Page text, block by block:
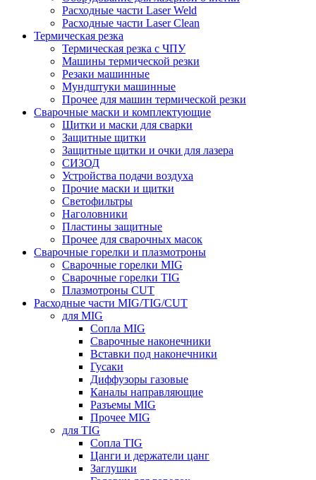
Расходные части Laser Weld
Расходные части Laser Clean
Термическая резка
Термическая резка с ЧПУ
Машины термической резки
Резаки машинные
Мундштуки машинные
Прочее для машин термической резки
Сварочные маски и комплектующие
Щитки и маски для сварки
Защитные щитки
Защитные щитки и очки для лазера
СИЗОД
Устройства подачи воздуха
Прочие маски и щитки
Светофильтры
Наголовники
Пластины защитные
Прочее для сварочных масок
Сварочные горелки и плазмотроны
Сварочные горелки MIG
Сварочные горелки TIG
Плазмотроны CUT
Расходные части MIG/TIG/CUT
для MIG
Сопла MIG
Сварочные наконечники
Вставки под наконечники
Гусаки
Диффузоры газовые
Каналы направляющие
Разъемы MIG
Прочее MIG
для TIG
Сопла TIG
Цанги и держатели цанг
Заглушки